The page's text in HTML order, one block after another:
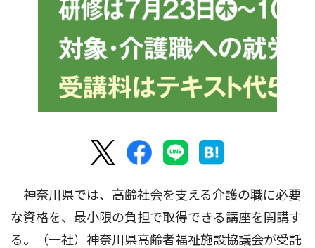
神奈川県では、高齢社会を支える介護の職に必要
な資格を、最小限の負担で取得できる講座を開講す
る。（一社）神奈川県高齢者福祉施設協議会が受託